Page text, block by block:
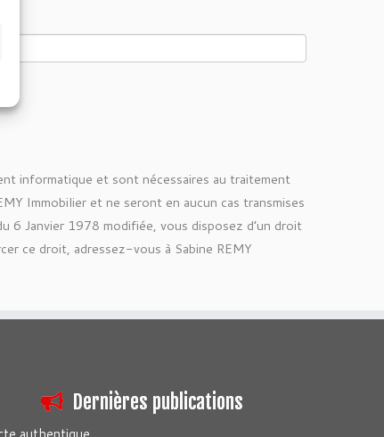
informatique et sont nécessaires au traitement
Immobilier et ne seront en aucun cas transmises
6 Janvier 1978 modifiée, vous disposez d’un droit
ce droit, adressez-vous à Sabine REMY
Dernières publications